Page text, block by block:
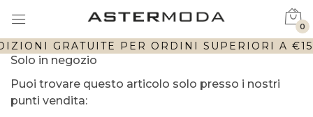
GRATUITE PER ORDINI SUPERIORI A
0
Solo in negozio
Puoi trovare questo articolo solo presso i nostri
punti vendita: